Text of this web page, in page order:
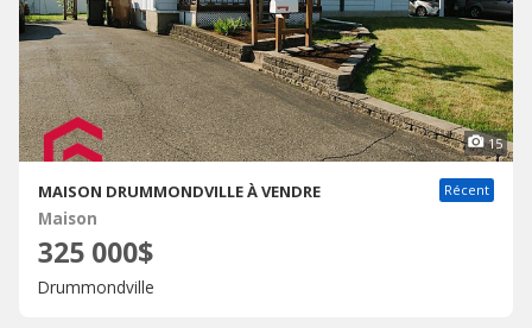
15
MAISON DRUMMONDVILLE À VENDRE Récent
Maison
325 000$
Drummondville